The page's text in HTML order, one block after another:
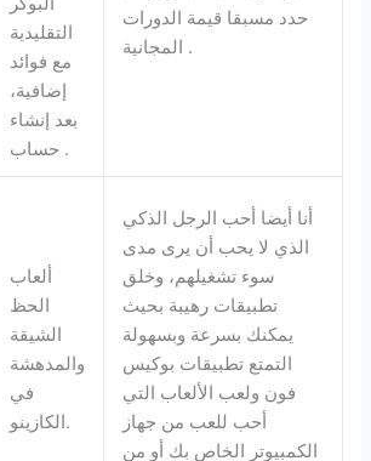
التقليدية
مع فوائد
إضافية،
بعد إنشاء
حساب .
حدد مسبقا قيمة الدورات
المجانية .
ألعاب
الحظ
الشيقة
والمدهشة
في
الكازينو.
أنا أيضا أحب الرجل الذكي
الذي لا يحب أن يرى مدى
سوء تشغيلهم، وخلق
تطبيقات رهيبة بحيث
يمكنك بسرعة وبسهولة
التمتع تطبيقات بوكيس
فون ولعب الألعاب التي
أحب للعب من جهاز
الكمبيوتر الخاص بك أو من